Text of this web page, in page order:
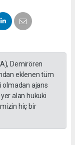
Demirören
eklenen tüm
olmadan ajans
alan hukuki
hiç bir